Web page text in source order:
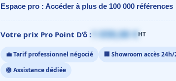
Espace pro : Accéder à plus de 100 000 références
Votre prix Pro Point D’ô : 1 059,00 €HT
💼 Tarif professionnel négocié 🏢 Showroom accès 24h/
🛟 Assistance dédiée